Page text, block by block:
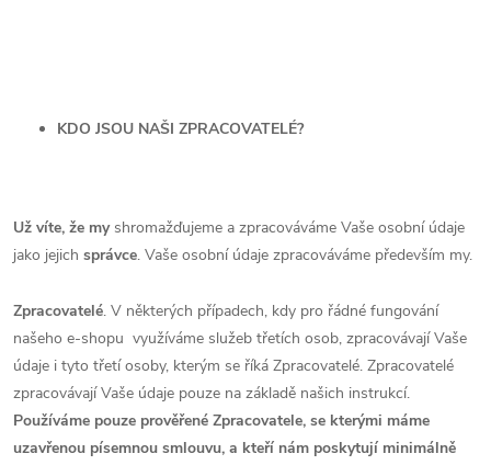
KDO JSOU NAŠI ZPRACOVATELÉ?
Už víte, že myshromažďujeme a zpracováváme Vaše osobní údaje
jako jejich správce. Vaše osobní údaje zpracováváme především my.
Zpracovatelé. V některých případech, kdy pro řádné fungování
našeho e-shopu využíváme služeb třetích osob, zpracovávají Vaše
údaje i tyto třetí osoby, kterým se říká Zpracovatelé. Zpracovatelé
zpracovávají Vaše údaje pouze na základě našich instrukcí.
Používáme pouze prověřené Zpracovatele, se kterými máme
uzavřenou písemnou smlouvu, a kteří nám poskytují minimálně